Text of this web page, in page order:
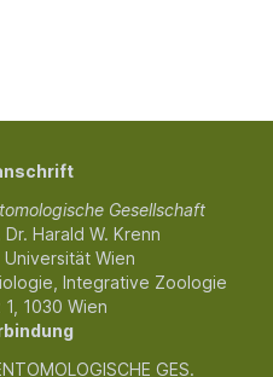
Gesellschaft
Harald W. Krenn
Wien
Integrative Zoologie
1030 Wien
GES.